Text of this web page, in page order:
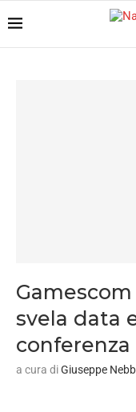
svela data
conferenza
a cura diGiuseppe